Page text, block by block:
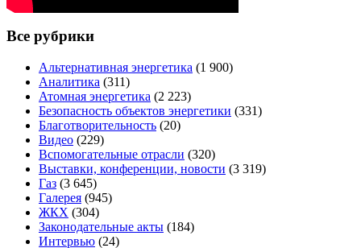
Все рубрики
Альтернативная энергетика (1 900)
Аналитика (311)
Атомная энергетика (2 223)
Безопасность объектов энергетики (331)
Благотворительность (20)
Видео (229)
Вспомогательные отрасли (320)
Выставки, конференции, новости (3 319)
Газ (3 645)
Галерея (945)
ЖКХ (304)
Законодательные акты (184)
Интервью (24)